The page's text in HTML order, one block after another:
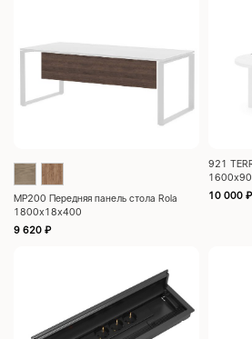
MP200 Передняя панель стола Rola
1800x18x400
9 620 ₽
921
10 000 ₽